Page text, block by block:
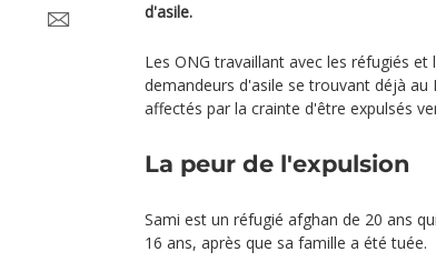
d'asile.
Les ONG travaillant avec les réfugiés
demandeurs d'asile se trouvant déjà
affectés par la crainte d'être expulsés
La peur de l'expulsion
Sami est un réfugié afghan de 20 ans
16 ans, après que sa famille a été tuée.